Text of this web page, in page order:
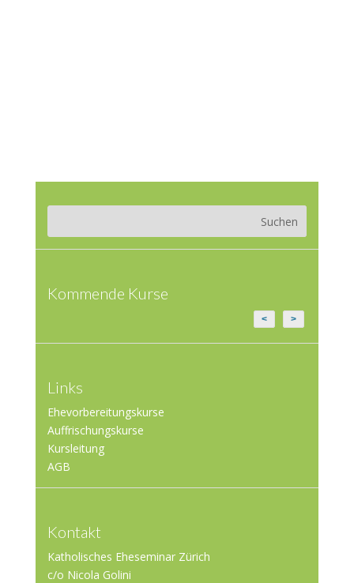
Kommende Kurse
< >
Links
Ehevorbereitungskurse
Auffrischungskurse
Kursleitung
AGB
Kontakt
Katholisches Eheseminar Zürich
c/o Nicola Golini